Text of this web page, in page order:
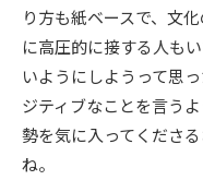
り方も紙ベースで、文
に高圧的に接する人も
いようにしようって思
ジティブなことを言う
勢を気に入ってくださ
ね。